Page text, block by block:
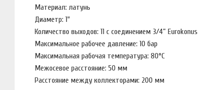
Материал: латунь
Диаметр: 1"
Количество выходов: 11 с соединением 3/4” Eurokonus
Максимальное рабочее давление: 10 бар
Максимальная рабочая температура: 80°С
Межосевое расстояние: 50 мм
Расстояние между коллекторами: 200 мм